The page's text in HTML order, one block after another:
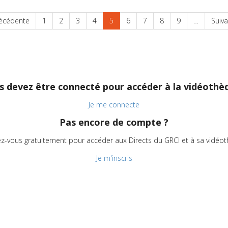
Page
1 Page
2 Page
3 Page
4
Page
courante
5 Page
6 Page
7 Page
8 Page
9 …
Page
devez être connecté pour accéder à la
Je me connecte
Pas encore de compte ?
vous gratuitement pour accéder aux Directs du GRCI et à sa
Je m'inscris